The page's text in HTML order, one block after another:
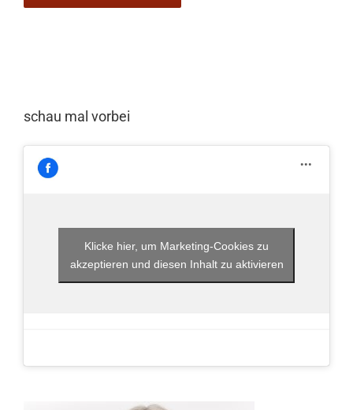
schau mal vorbei
Klicke hier, um Marketing-Cookies zu
akzeptieren und diesen Inhalt zu aktivieren